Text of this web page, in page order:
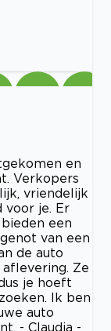
en
Verkopers
vriendelijk
voor je. Er
een
van een
de auto
Ze
je hoeft
Ik ben
auto
- Claudia -